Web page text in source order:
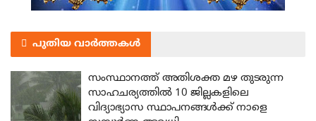
പുതിയ വാർത്തകൾ
സംസ്ഥാനത്ത് അതിശക്ത മഴ തുടരുന്ന
സാഹചര്യത്തിൽ 10 ജില്ലകളിലെ
വിദ്യാഭ്യാസ സ്ഥാപനങ്ങൾക്ക് നാളെ